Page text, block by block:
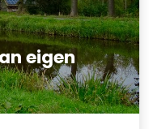
eigen